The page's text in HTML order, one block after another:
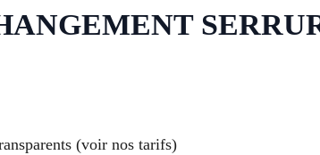
(voir nos tarifs)